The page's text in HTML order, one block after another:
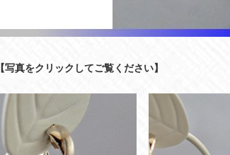
【写真をクリックしてご覧ください】